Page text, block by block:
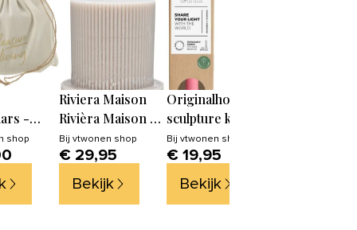
-
bruin -
shop
Riviera Maison
Rivièra Maison -
Statement Pillar
Candle 12,5x15 -
Paraffine - Wit
Bij vtwonen shop
€ 29,95
Bekijk
Originalhome
sculpture kaars
met houder -
roze
Bij vtwonen shop
€ 19,95
Bekijk